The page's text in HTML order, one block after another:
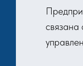
связана